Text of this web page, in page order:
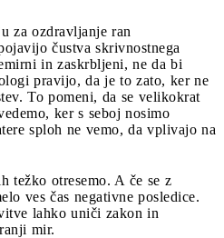
za ozdravljanje ran
čustva skrivnostnega
in zaskrbljeni, ne da bi
pravijo, da je to zato, ker ne
To pomeni, da se velikokrat
ker s seboj nosimo
sploh ne vemo, da vplivajo na
težko otresemo. A če se z
ves čas negativne posledice.
lahko uniči zakon in
mir.